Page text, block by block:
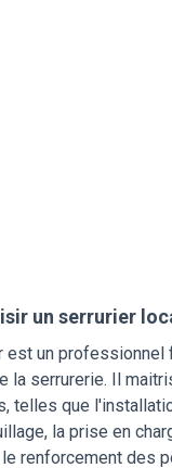
un serrurier
est un professionnel
la serrurerie. Il
telles que
la prise en
renforcement des